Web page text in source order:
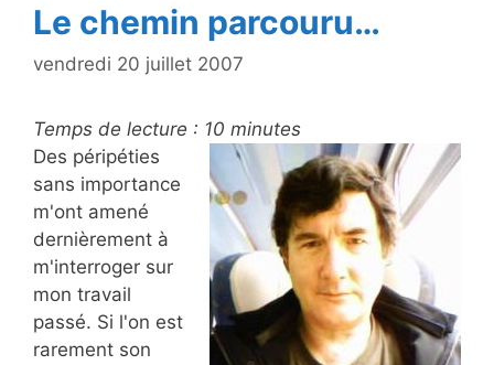
Le chemin parcouru…
vendredi 20 juillet 2007
Temps de lecture : 10 minutes
Des péripéties
sans importance
m'ont amené
dernièrement à
m'interroger sur
mon travail
passé. Si l'on est
rarement son